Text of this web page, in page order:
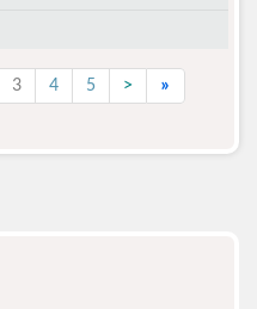
3 4 5 > »